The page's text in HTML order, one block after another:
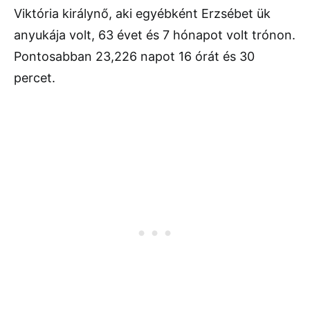
Viktória királynő, aki egyébként Erzsébet ük
anyukája volt, 63 évet és 7 hónapot volt trónon.
Pontosabban 23,226 napot 16 órát és 30
percet.